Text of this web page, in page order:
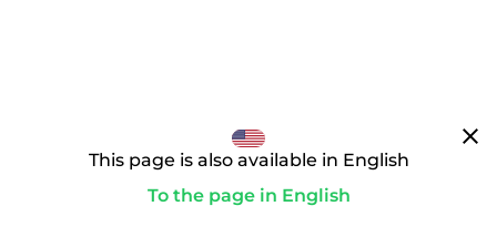
This page is also available in English
To the page in English
clear